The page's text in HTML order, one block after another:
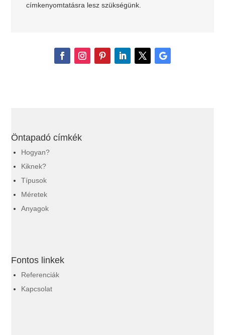
címkenyomtatásra lesz szükségünk.
Öntapadó címkék
Hogyan?
Kiknek?
Típusok
Méretek
Anyagok
Fontos linkek
Referenciák
Kapcsolat